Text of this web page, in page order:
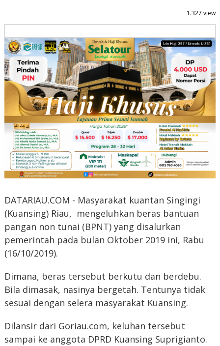
1.327 view
DATARIAU.COM - Masyarakat kuantan Singingi
(Kuansing) Riau, mengeluhkan beras bantuan
pangan non tunai (BPNT) yang disalurkan
pemerintah pada bulan Oktober 2019 ini, Rabu
(16/10/2019).
Dimana, beras tersebut berkutu dan berdebu.
Bila dimasak, nasinya bergetah. Tentunya tidak
sesuai dengan selera masyarakat Kuansing.
Dilansir dari Goriau.com, keluhan tersebut
sampai ke anggota DPRD Kuansing Suprigianto.